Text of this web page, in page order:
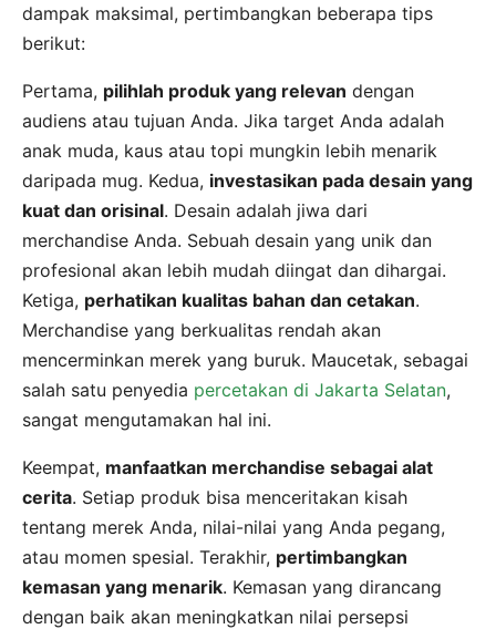
dampak maksimal, pertimbangkan beberapa tips
berikut:
Pertama, pilihlah produk yang relevan dengan
audiens atau tujuan Anda. Jika target Anda adalah
anak muda, kaus atau topi mungkin lebih menarik
daripada mug. Kedua, investasikan pada desain yang
kuat dan orisinal. Desain adalah jiwa dari
merchandise Anda. Sebuah desain yang unik dan
profesional akan lebih mudah diingat dan dihargai.
Ketiga, perhatikan kualitas bahan dan cetakan.
Merchandise yang berkualitas rendah akan
mencerminkan merek yang buruk. Maucetak, sebagai
salah satu penyedia percetakan di Jakarta Selatan,
sangat mengutamakan hal ini.
Keempat, manfaatkan merchandise sebagai alat
cerita. Setiap produk bisa menceritakan kisah
tentang merek Anda, nilai-nilai yang Anda pegang,
atau momen spesial. Terakhir, pertimbangkan
kemasan yang menarik. Kemasan yang dirancang
dengan baik akan meningkatkan nilai persepsi